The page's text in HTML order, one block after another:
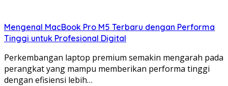
Mengenal MacBook Pro M5 Terbaru dengan Performa
Tinggi untuk Profesional Digital
Perkembangan laptop premium semakin mengarah pada
perangkat yang mampu memberikan performa tinggi
dengan efisiensi lebih…